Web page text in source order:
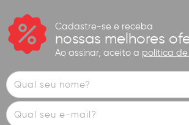
Cadastre-se e receba
nossas melhores
Ao assinar, aceito a política